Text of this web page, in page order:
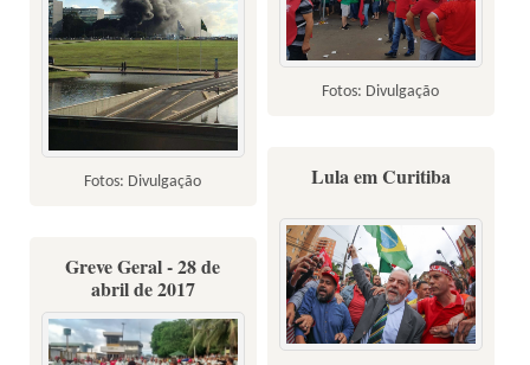
Fotos: Divulgação
Fotos: Divulgação
Lula em Curitiba
Greve Geral - 28 de
abril de 2017